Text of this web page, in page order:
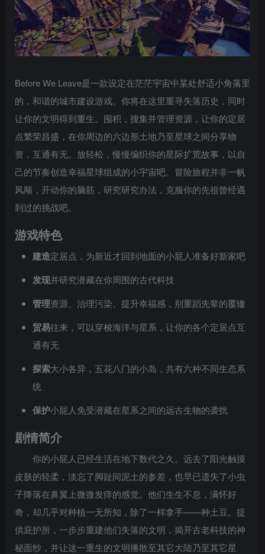
Before We Leave是一款设定在茫茫宇宙中某处舒适小角落里
的，和谐的城市建设游戏。你将在这里重寻失落历史，同时
让你的文明得到重生。囤积，搜集并管理资源，让你的定居
点繁荣昌盛，在你周边的六边形土地乃至星球之间分享物
资，互通有无。放轻松，慢慢编织你的星际扩荒故事，以自
己的节奏创造幸福星球组成的小宇宙吧。冒险旅程并非一帆
风顺，开动你的脑筋，研究研究办法，克服你的先祖曾经遇
到过的挑战吧。
游戏特色
建造定居点，为新近才回到地面的小屁人准备好新家吧
发现并研究潜藏在你周围的古代科技
管理资源、治理污染、提升幸福感，别重蹈先辈的覆辙
贸易往来，可以穿梭海洋与星系，让你的各个定居点互
通有无
探索大小各异，五花八门的小岛，共有六种不同生态系
统
保护小屁人免受潜藏在星系之间的远古生物的袭扰
剧情简介
你的小屁人已经生活在地下数代之久。远去了阳光触摸
皮肤的轻柔，淡忘了脚趾间泥土的参差，也早已遗失了小虫
子降落在鼻翼上微微发痒的感觉。他们生生不息，满怀好
奇，却几乎对种植一无所知，除了一样拿手——种土豆。提
供庇护所，一步步重建他们失落的文明，揭开古老科技的神
秘面纱，并让这一重生的文明播散至其它大陆乃至其它星